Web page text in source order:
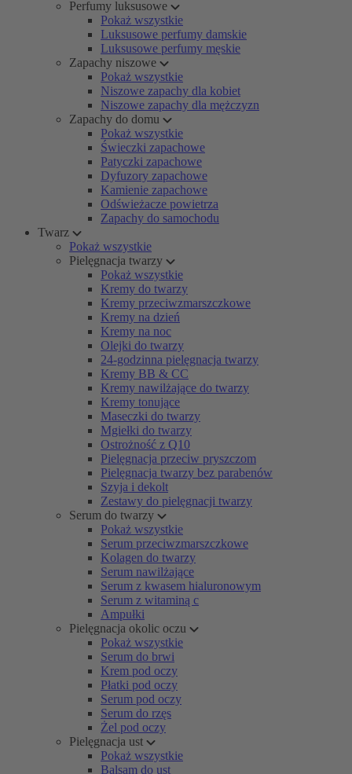
Perfumy luksusowe
Pokaż wszystkie
Luksusowe perfumy damskie
Luksusowe perfumy męskie
Zapachy niszowe
Pokaż wszystkie
Niszowe zapachy dla kobiet
Niszowe zapachy dla mężczyzn
Zapachy do domu
Pokaż wszystkie
Świeczki zapachowe
Patyczki zapachowe
Dyfuzory zapachowe
Kamienie zapachowe
Odświeżacze powietrza
Zapachy do samochodu
Twarz
Pokaż wszystkie
Pielęgnacja twarzy
Pokaż wszystkie
Kremy do twarzy
Kremy przeciwzmarszczkowe
Kremy na dzień
Kremy na noc
Olejki do twarzy
24-godzinna pielęgnacja twarzy
Kremy BB & CC
Kremy nawilżające do twarzy
Kremy tonujące
Maseczki do twarzy
Mgiełki do twarzy
Ostrożność z Q10
Pielęgnacja przeciw pryszczom
Pielęgnacja twarzy bez parabenów
Szyja i dekolt
Zestawy do pielęgnacji twarzy
Serum do twarzy
Pokaż wszystkie
Serum przeciwzmarszczkowe
Kolagen do twarzy
Serum nawilżające
Serum z kwasem hialuronowym
Serum z witaminą c
Ampułki
Pielęgnacja okolic oczu
Pokaż wszystkie
Serum do brwi
Krem pod oczy
Płatki pod oczy
Serum pod oczy
Serum do rzęs
Żel pod oczy
Pielęgnacja ust
Pokaż wszystkie
Balsam do ust